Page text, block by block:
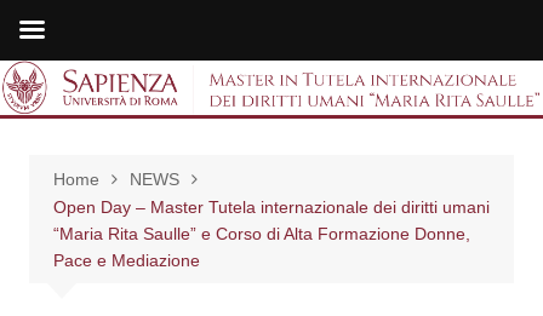
Salta
al
diritti umani "Maria
Rita Saulle"
Home
NEWS
Open Day – Master Tutela internazionale dei diritti umani
“Maria Rita Saulle” e Corso di Alta Formazione Donne,
Pace e Mediazione